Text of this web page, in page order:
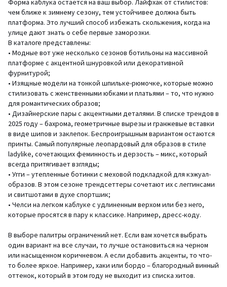
Форма каблука остается на ваш выбор. Лайфхак от стилистов:
чем ближе к зимнему сезону, тем устойчивее должна быть
платформа. Это лучший способ избежать скольжения, когда на
улице дают знать о себе первые заморозки.
В каталоге представлены:
• Модные вот уже несколько сезонов ботильоны на массивной
платформе с акцентной шнуровкой или декоративной
фурнитурой;
• Изящные модели на тонкой шпильке-рюмочке, которые можно
стилизовать с женственными юбками и платьями – то, что нужно
для романтических образов;
• Дизайнерские пары с акцентными деталями. В списке трендов в
2025 году – бахрома, геометричные вырезы и гранжевые вставки
в виде шипов и заклепок. Беспроигрышным вариантом остаются
принты. Самый популярные леопардовый для образов в стиле
ladylike, сочетающих феминность и дерзость – микс, который
всегда притягивает взгляды;
• Угги – утепленные ботинки с меховой подкладкой для кэжуал-
образов. В этом сезоне трендсеттеры сочетают их с леггинсами
и свитшотами в духе спортшик;
• Челси на легком каблуке с удлиненным верхом или без него,
которые просятся в пару к классике. Например, дресс-коду.
В выборе палитры ограничений нет. Если вам хочется выбрать
один вариант на все случаи, то лучше остановиться на черном
или насыщенном коричневом. А если добавить акценты, то что-
то более яркое. Например, хаки или бордо – благородный винный
оттенок, который в этом году не выходит из списка хитов.